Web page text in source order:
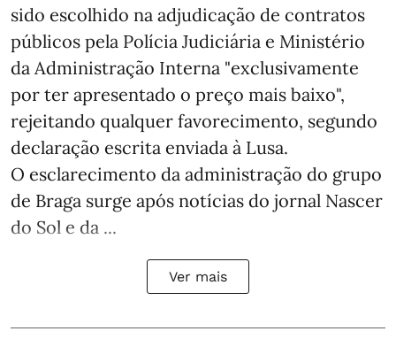
sido escolhido na adjudicação de contratos
públicos pela Polícia Judiciária e Ministério
da Administração Interna "exclusivamente
por ter apresentado o preço mais baixo",
rejeitando qualquer favorecimento, segundo
declaração escrita enviada à Lusa.
O esclarecimento da administração do grupo
de Braga surge após notícias do jornal Nascer
do Sol e da ...
Ver mais